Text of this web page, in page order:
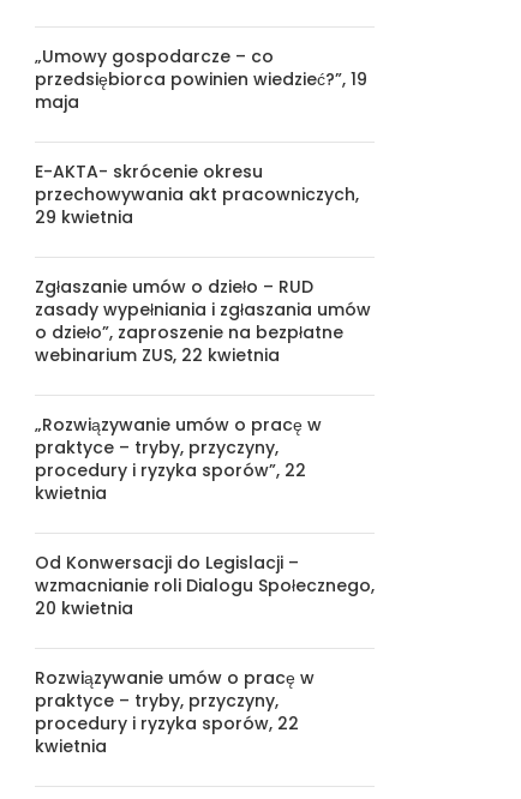
„Umowy gospodarcze – co
przedsiębiorca powinien wiedzieć?”, 19
maja
E-AKTA- skrócenie okresu
przechowywania akt pracowniczych,
29 kwietnia
Zgłaszanie umów o dzieło – RUD
zasady wypełniania i zgłaszania umów
o dzieło”, zaproszenie na bezpłatne
webinarium ZUS, 22 kwietnia
„Rozwiązywanie umów o pracę w
praktyce – tryby, przyczyny,
procedury i ryzyka sporów”, 22
kwietnia
Od Konwersacji do Legislacji –
wzmacnianie roli Dialogu Społecznego,
20 kwietnia
Rozwiązywanie umów o pracę w
praktyce – tryby, przyczyny,
procedury i ryzyka sporów, 22
kwietnia